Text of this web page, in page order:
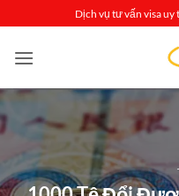
qua
nội
Dịch vụ tư vấn visa